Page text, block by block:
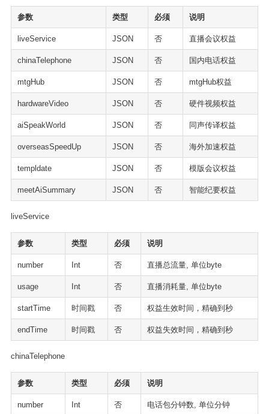
参数 类型 必须 说明
liveService JSON 否 直播会议权益
chinaTelephone JSON 否 国内电话权益
mtgHub JSON 否 mtgHub权益
hardwareVideo JSON 否 硬件视频权益
aiSpeakWorld JSON 否 同声传译权益
overseasSpeedUp JSON 否 海外加速权益
templdate JSON 否 模版会议权益
meetAiSummary JSON 否 智能纪要权益
liveService
参数 类型 必须 说明
number Int 否 直播总流量, 单位byte
usage Int 否 直播消耗量, 单位byte
startTime 时间戳 否 权益生效时间，精确到秒
endTime 时间戳 否 权益失效时间，精确到秒
chinaTelephone
参数 类型 必须 说明
number Int 否 电话包分钟数, 单位分钟